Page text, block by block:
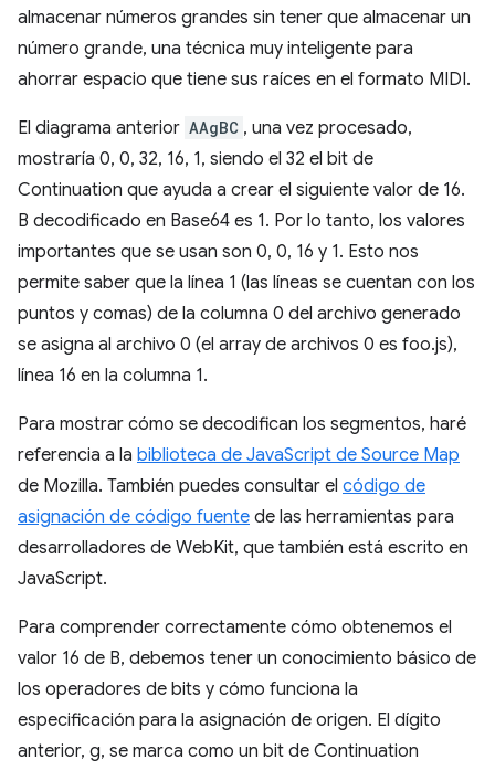
almacenar números grandes sin tener que almacenar un
número grande, una técnica muy inteligente para
ahorrar espacio que tiene sus raíces en el formato MIDI.
El diagrama anterior AAgBC , una vez procesado,
mostraría 0, 0, 32, 16, 1, siendo el 32 el bit de
Continuation que ayuda a crear el siguiente valor de 16.
B decodificado en Base64 es 1. Por lo tanto, los valores
importantes que se usan son 0, 0, 16 y 1. Esto nos
permite saber que la línea 1 (las líneas se cuentan con los
puntos y comas) de la columna 0 del archivo generado
se asigna al archivo 0 (el array de archivos 0 es foo.js),
línea 16 en la columna 1.
Para mostrar cómo se decodifican los segmentos, haré
referencia a la biblioteca de JavaScript de Source Map
de Mozilla. También puedes consultar el código de
asignación de código fuente de las herramientas para
desarrolladores de WebKit, que también está escrito en
JavaScript.
Para comprender correctamente cómo obtenemos el
valor 16 de B, debemos tener un conocimiento básico de
los operadores de bits y cómo funciona la
especificación para la asignación de origen. El dígito
anterior, g, se marca como un bit de Continuation